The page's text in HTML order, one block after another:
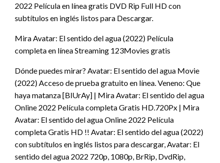
2022 Película en línea gratis DVD Rip Full HD con
subtítulos en inglés listos para Descargar.
Mira Avatar: El sentido del agua (2022) Película
completa en línea Streaming 123Movies gratis
Dónde puedes mirar? Avatar: El sentido del agua Movie
(2022) Acceso de prueba gratuito en línea. Veneno: Que
haya matanza [BlUrAy] | Mira Avatar: El sentido del agua
Online 2022 Película completa Gratis HD.720Px | Mira
Avatar: El sentido del agua Online 2022 Película
completa Gratis HD !! Avatar: El sentido del agua (2022)
con subtítulos en inglés listos para descargar, Avatar: El
sentido del agua 2022 720p, 1080p, BrRip, DvdRip,